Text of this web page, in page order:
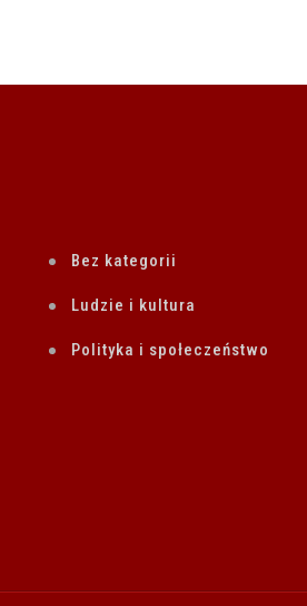
Bez kategorii
Ludzie i kultura
Polityka i społeczeństwo